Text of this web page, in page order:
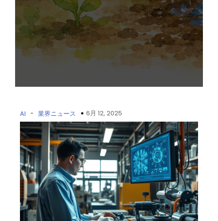
AI - 業界ニュース 6月 12, 2025